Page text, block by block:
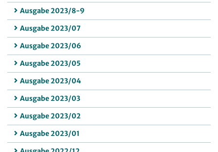
Ausgabe 2023/8-9
Ausgabe 2023/07
Ausgabe 2023/06
Ausgabe 2023/05
Ausgabe 2023/04
Ausgabe 2023/03
Ausgabe 2023/02
Ausgabe 2023/01